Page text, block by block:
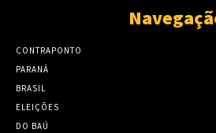
CONTRAPONTO
PARANÁ
BRASIL
ELEIÇÕES
DO BAÚ